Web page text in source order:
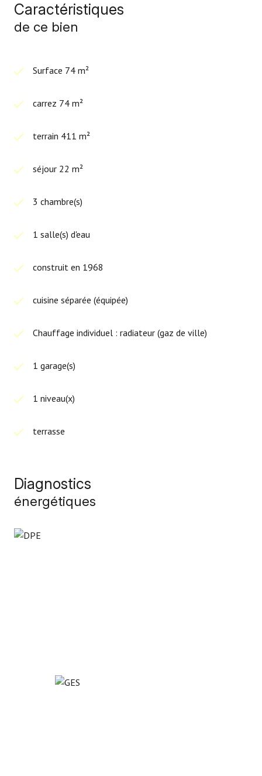
Caractéristiques
de ce bien
Surface 74 m²
carrez 74 m²
terrain 411 m²
séjour 22 m²
3 chambre(s)
1 salle(s) d'eau
construit en 1968
cuisine séparée (équipée)
Chauffage individuel : radiateur (gaz de ville)
1 garage(s)
1 niveau(x)
terrasse
Diagnostics
énergétiques